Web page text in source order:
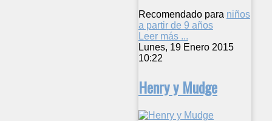
Recomendado para niños
a partir de 9 años
Leer más ...
Lunes, 19 Enero 2015
10:22
Henry y Mudge